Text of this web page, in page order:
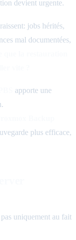
devient urgente.
jobs hérités,
mal documentées,
apporte une
plus efficace,
uniquement au fait